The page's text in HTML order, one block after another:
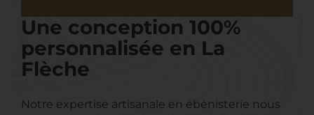
Une conception 100%
personnalisée en La
Flèche
Notre expertise artisanale en ébénisterie nous